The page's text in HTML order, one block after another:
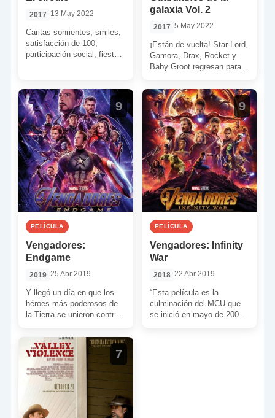
2017 13 May 2022
Caritas sonrientes, smiles,
satisfacción de 100,
participación social, fiestas
Watson se adentra en una
especie de […]
galaxia Vol. 2
2017 5 May 2022
¡Están de vuelta! Star-Lord,
Gamora, Drax, Rocket y
Baby Groot regresan para
Además, y en […]
9
PELÍCULA
Vengadores:
Endgame
2019 25 Abr 2019
Y llegó un día en que los
héroes más poderosos de
la Tierra se unieron contra
9
PELÍCULA
Vengadores: Infinity
War
2018 22 Abr 2019
“Esta película es la
culminación del MCU que
se inició en mayo de 2008
7